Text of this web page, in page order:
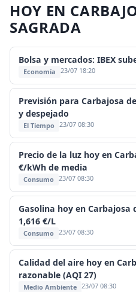
HOY EN
SAGRADA
Bolsa y mercados: IBEX
Economía 23/07 18:20
Previsión para Carbajosa
y despejado
El Tiempo 23/07 08:30
Precio de la luz hoy en
€/kWh de media
Consumo 23/07 08:30
Gasolina hoy en Carbajosa
1,616 €/L
Consumo 23/07 08:30
Calidad del aire hoy en
razonable (AQI 27)
Medio Ambiente 23/07 08:30